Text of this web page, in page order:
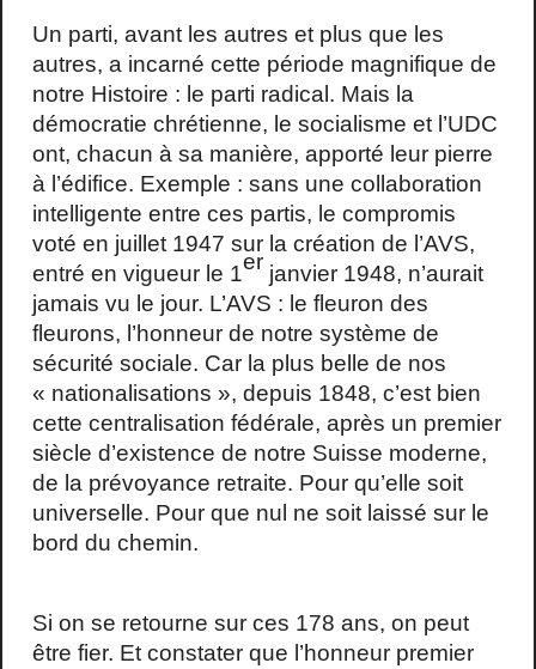
Un parti, avant les autres et plus que les
autres, a incarné cette période magnifique de
notre Histoire : le parti radical. Mais la
démocratie chrétienne, le socialisme et l’UDC
ont, chacun à sa manière, apporté leur pierre
à l’édifice. Exemple : sans une collaboration
intelligente entre ces partis, le compromis
voté en juillet 1947 sur la création de l’AVS,
entré en vigueur le 1er janvier 1948, n’aurait
jamais vu le jour. L’AVS : le fleuron des
fleurons, l’honneur de notre système de
sécurité sociale. Car la plus belle de nos
« nationalisations », depuis 1848, c’est bien
cette centralisation fédérale, après un premier
siècle d’existence de notre Suisse moderne,
de la prévoyance retraite. Pour qu’elle soit
universelle. Pour que nul ne soit laissé sur le
bord du chemin.
Si on se retourne sur ces 178 ans, on peut
être fier. Et constater que l’honneur premier